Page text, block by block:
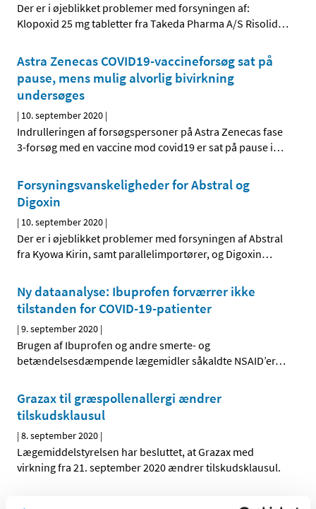
Der er i øjeblikket problemer med forsyningen af:
Klopoxid 25 mg tabletter fra Takeda Pharma A/S Risolid…
Astra Zenecas COVID19-vaccineforsøg sat på
pause, mens mulig alvorlig bivirkning
undersøges
| 10. september 2020 |
Indrulleringen af forsøgspersoner på Astra Zenecas fase
3-forsøg med en vaccine mod covid19 er sat på pause i…
Forsyningsvanskeligheder for Abstral og
Digoxin
| 10. september 2020 |
Der er i øjeblikket problemer med forsyningen af Abstral
fra Kyowa Kirin, samt parallelimportører, og Digoxin…
Ny dataanalyse: Ibuprofen forværrer ikke
tilstanden for COVID-19-patienter
|9. september 2020 |
Brugen af Ibuprofen og andre smerte- og
betændelsesdæmpende lægemidler såkaldte NSAID’er…
Grazax til græspollenallergi ændrer
tilskudsklausul
|8. september 2020 |
Lægemiddelstyrelsen har besluttet, at Grazax med
virkning fra 21. september 2020 ændrer tilskudsklausul.
Forsyningsvanskeligheder for Valaciclovir,